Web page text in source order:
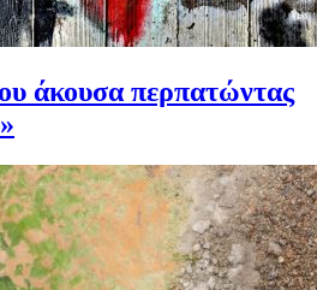
άκουσα περπατώντας